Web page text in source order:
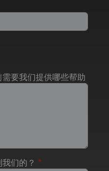
要我们提供哪些帮助
们的？